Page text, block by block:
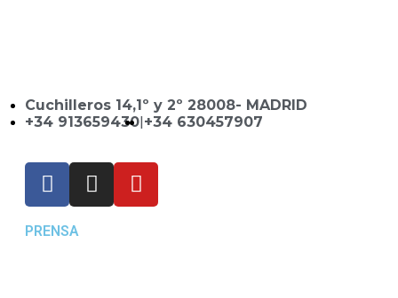
Cuchilleros 14,1º y 2º 28008- MADRID
+34 913659430|+34 630457907
PRENSA